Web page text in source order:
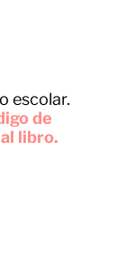
escolar.
de
libro.